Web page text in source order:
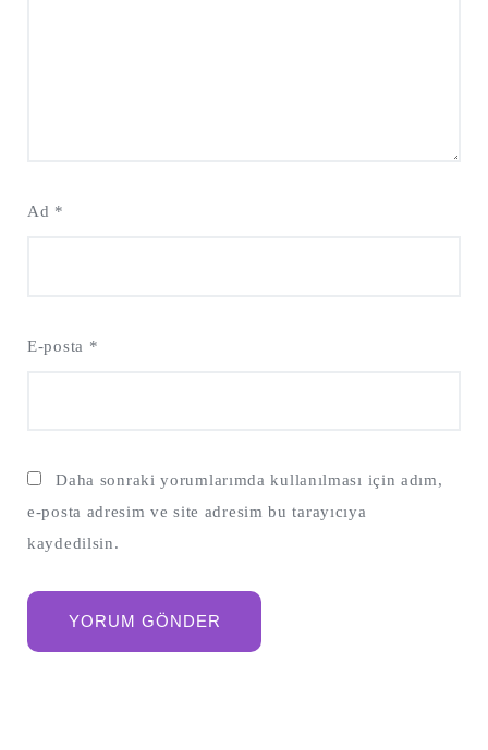
Ad *
E-posta *
Daha sonraki yorumlarımda kullanılması için adım,
e-posta adresim ve site adresim bu tarayıcıya
kaydedilsin.